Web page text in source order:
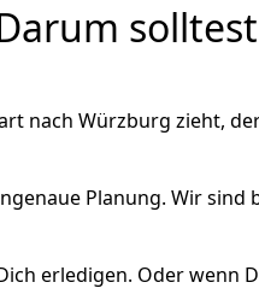
nach Würzburg zieht,
Planung. Wir sind
erledigen. Oder wenn